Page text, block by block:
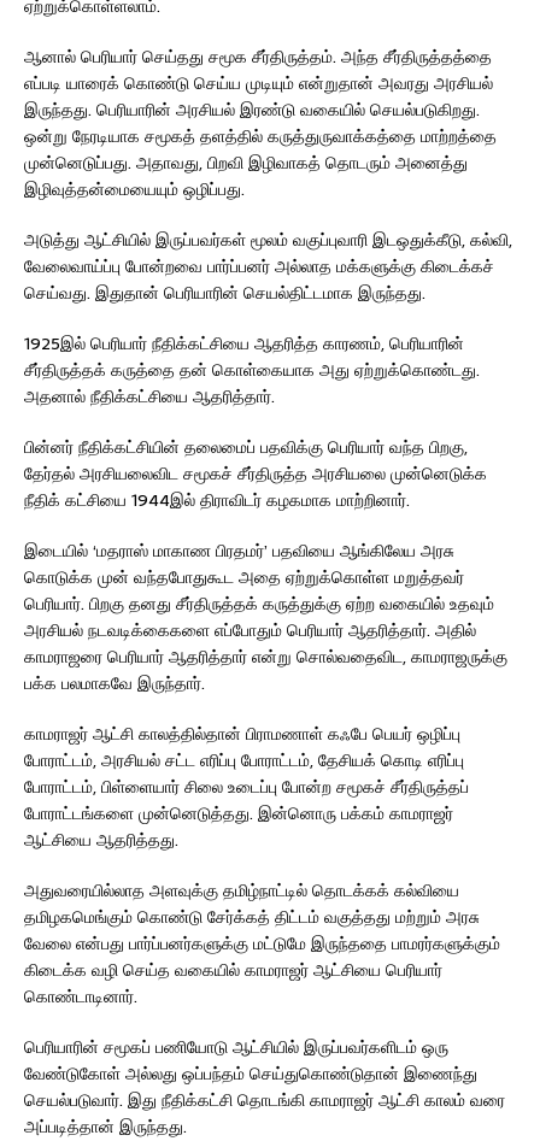
ஏற்றுக்கொள்ளலாம்.
ஆனால் பெரியார் செய்தது சமூக சீர்திருத்தம். அந்த சீர்திருத்தத்தை
எப்படி யாரைக் கொண்டு செய்ய முடியும் என்றுதான் அவரது அரசியல்
இருந்தது. பெரியாரின் அரசியல் இரண்டு வகையில் செயல்படுகிறது.
ஒன்று நேரடியாக சமூகத் தளத்தில் கருத்துருவாக்கத்தை மாற்றத்தை
முன்னெடுப்பது. அதாவது, பிறவி இழிவாகத் தொடரும் அனைத்து
இழிவுத்தன்மையையும் ஒழிப்பது.
அடுத்து ஆட்சியில் இருப்பவர்கள் மூலம் வகுப்புவாரி இடஒதுக்கீடு, கல்வி,
வேலைவாய்ப்பு போன்றவை பார்ப்பனர் அல்லாத மக்களுக்கு கிடைக்கச்
செய்வது. இதுதான் பெரியாரின் செயல்திட்டமாக இருந்தது.
1925இல் பெரியார் நீதிக்கட்சியை ஆதரித்த காரணம், பெரியாரின்
சீர்திருத்தக் கருத்தை தன் கொள்கையாக அது ஏற்றுக்கொண்டது.
அதனால் நீதிக்கட்சியை ஆதரித்தார்.
பின்னர் நீதிக்கட்சியின் தலைமைப் பதவிக்கு பெரியார் வந்த பிறகு,
தேர்தல் அரசியலைவிட சமூகச் சீர்திருத்த அரசியலை முன்னெடுக்க
நீதிக் கட்சியை 1944இல் திராவிடர் கழகமாக மாற்றினார்.
இடையில் ‘மதராஸ் மாகாண பிரதமர்’ பதவியை ஆங்கிலேய அரசு
கொடுக்க முன் வந்தபோதுகூட அதை ஏற்றுக்கொள்ள மறுத்தவர்
பெரியார். பிறகு தனது சீர்திருத்தக் கருத்துக்கு ஏற்ற வகையில் உதவும்
அரசியல் நடவடிக்கைகளை எப்போதும் பெரியார் ஆதரித்தார். அதில்
காமராஜரை பெரியார் ஆதரித்தார் என்று சொல்வதைவிட, காமராஜருக்கு
பக்க பலமாகவே இருந்தார்.
காமராஜர் ஆட்சி காலத்தில்தான் பிராமணாள் கஃபே பெயர் ஒழிப்பு
போராட்டம், அரசியல் சட்ட எரிப்பு போராட்டம், தேசியக் கொடி எரிப்பு
போராட்டம், பிள்ளையார் சிலை உடைப்பு போன்ற சமூகச் சீர்திருத்தப்
போராட்டங்களை முன்னெடுத்தது. இன்னொரு பக்கம் காமராஜர்
ஆட்சியை ஆதரித்தது.
அதுவரையில்லாத அளவுக்கு தமிழ்நாட்டில் தொடக்கக் கல்வியை
தமிழகமெங்கும் கொண்டு சேர்க்கத் திட்டம் வகுத்தது மற்றும் அரசு
வேலை என்பது பார்ப்பனர்களுக்கு மட்டுமே இருந்ததை பாமரர்களுக்கும்
கிடைக்க வழி செய்த வகையில் காமராஜர் ஆட்சியை பெரியார்
கொண்டாடினார்.
பெரியாரின் சமூகப் பணியோடு ஆட்சியில் இருப்பவர்களிடம் ஒரு
வேண்டுகோள் அல்லது ஒப்பந்தம் செய்துகொண்டுதான் இணைந்து
செயல்படுவார். இது நீதிக்கட்சி தொடங்கி காமராஜர் ஆட்சி காலம் வரை
அப்படித்தான் இருந்தது.